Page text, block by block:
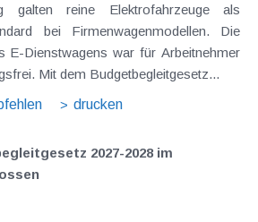
galten reine Elektrofahrzeuge als
bei Firmenwagenmodellen. Die
E-Dienstwagens war für Arbeitnehmer
Mit dem Budgetbegleitgesetz...
drucken
2027-2028 im